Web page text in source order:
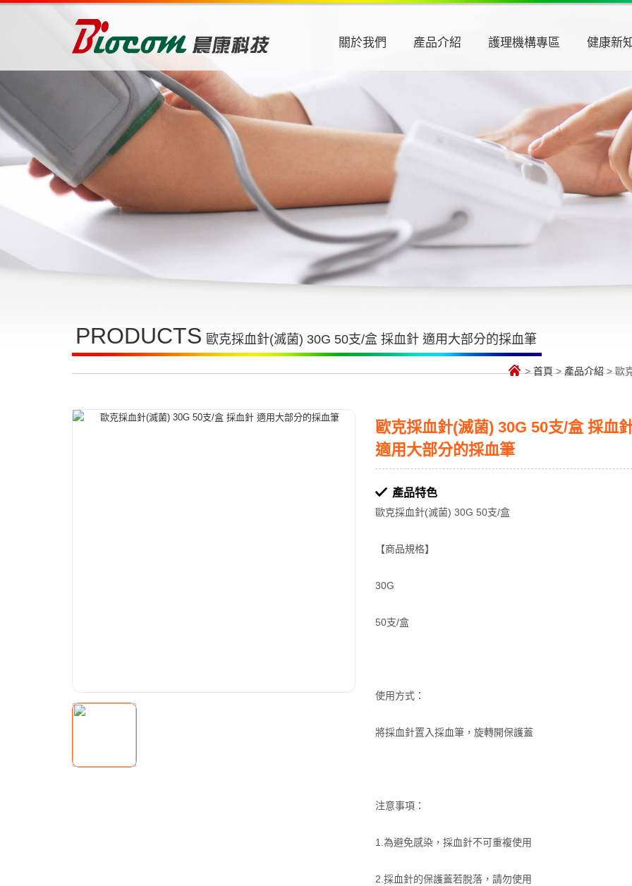
關於我們 產品介紹 護理機構專區 健康新
PRODUCTS 歐克採血針(滅菌) 30G 50支/盒 採血針 適用大部分的採血筆
>首頁>產品介紹> 歐
歐克採血針(滅菌) 30G 50支/盒 採血
適用大部分的採血筆
產品特色
歐克採血針(滅菌) 30G 50支/盒
【商品規格】
30G
50支/盒
使用方式：
將採血針置入採血筆，旋轉開保護蓋
注意事項：
1.為避免感染，採血針不可重複使用
2.採血針的保護蓋若脫落，請勿使用